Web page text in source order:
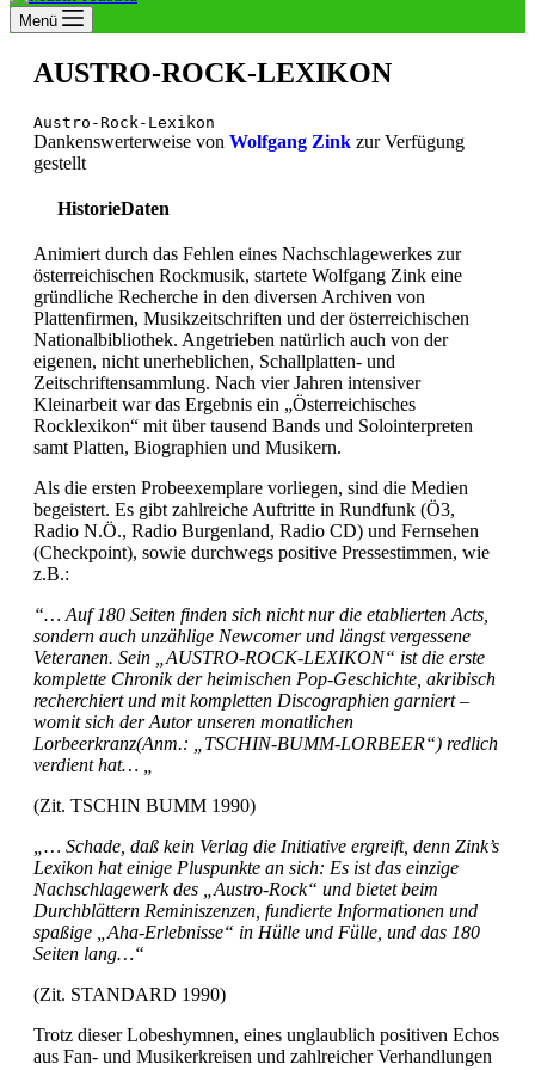
Menü
AUSTRO-ROCK-LEXIKON
Austro-Rock-Lexikon
Dankenswerterweise von Wolfgang Zink zur Verfügung
gestellt
HistorieDaten
Animiert durch das Fehlen eines Nachschlagewerkes zur
österreichischen Rockmusik, startete Wolfgang Zink eine
gründliche Recherche in den diversen Archiven von
Plattenfirmen, Musikzeitschriften und der österreichischen
Nationalbibliothek. Angetrieben natürlich auch von der
eigenen, nicht unerheblichen, Schallplatten- und
Zeitschriftensammlung. Nach vier Jahren intensiver
Kleinarbeit war das Ergebnis ein „Österreichisches
Rocklexikon“ mit über tausend Bands und Solointerpreten
samt Platten, Biographien und Musikern.
Als die ersten Probeexemplare vorliegen, sind die Medien
begeistert. Es gibt zahlreiche Auftritte in Rundfunk (Ö3,
Radio N.Ö., Radio Burgenland, Radio CD) und Fernsehen
(Checkpoint), sowie durchwegs positive Pressestimmen, wie
z.B.:
“… Auf 180 Seiten finden sich nicht nur die etablierten Acts,
sondern auch unzählige Newcomer und längst vergessene
Veteranen. Sein „AUSTRO-ROCK-LEXIKON“ ist die erste
komplette Chronik der heimischen Pop-Geschichte, akribisch
recherchiert und mit kompletten Discographien garniert –
womit sich der Autor unseren monatlichen
Lorbeerkranz(Anm.: „TSCHIN-BUMM-LORBEER“) redlich
verdient hat… „
(Zit. TSCHIN BUMM 1990)
„… Schade, daß kein Verlag die Initiative ergreift, denn Zink’s
Lexikon hat einige Pluspunkte an sich: Es ist das einzige
Nachschlagewerk des „Austro-Rock“ und bietet beim
Durchblättern Reminiszenzen, fundierte Informationen und
spaßige „Aha-Erlebnisse“ in Hülle und Fülle, und das 180
Seiten lang…“
(Zit. STANDARD 1990)
Trotz dieser Lobeshymnen, eines unglaublich positiven Echos
aus Fan- und Musikerkreisen und zahlreicher Verhandlungen